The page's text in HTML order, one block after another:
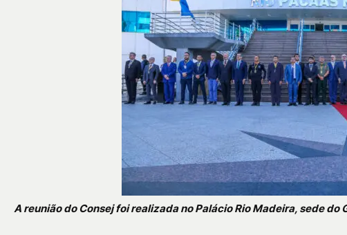
A reunião do Consej foi realizada no Palácio Rio Madeira, sede do